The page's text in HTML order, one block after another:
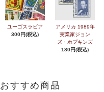
ユーゴスラビア
300円(税込)
アメリカ 1989年
実業家ジョン
ズ・ホプキンズ
180円(税込)
おすすめ商品